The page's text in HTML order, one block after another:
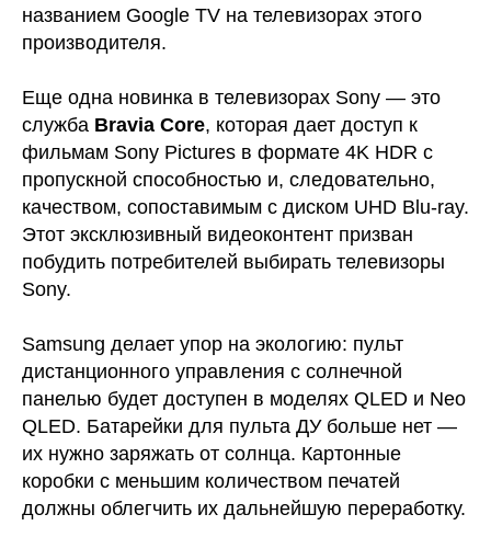
названием Google TV на телевизорах этого
производителя.
Еще одна новинка в телевизорах Sony — это
служба Bravia Core, которая дает доступ к
фильмам Sony Pictures в формате 4K HDR с
пропускной способностью и, следовательно,
качеством, сопоставимым с диском UHD Blu-ray.
Этот эксклюзивный видеоконтент призван
побудить потребителей выбирать телевизоры
Sony.
Samsung делает упор на экологию: пульт
дистанционного управления с солнечной
панелью будет доступен в моделях QLED и Neo
QLED. Батарейки для пульта ДУ больше нет —
их нужно заряжать от солнца. Картонные
коробки с меньшим количеством печатей
должны облегчить их дальнейшую переработку.